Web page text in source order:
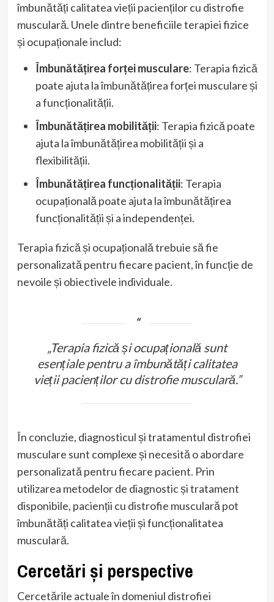
îmbunătăți calitatea vieții pacienților cu distrofie
musculară. Unele dintre beneficiile terapiei fizice
și ocupaționale includ:
Îmbunătățirea forței musculare: Terapia fizică
poate ajuta la îmbunătățirea forței musculare și
a funcționalității.
Îmbunătățirea mobilității: Terapia fizică poate
ajuta la îmbunătățirea mobilității și a
flexibilității.
Îmbunătățirea funcționalității: Terapia
ocupațională poate ajuta la îmbunătățirea
funcționalității și a independenței.
Terapia fizică și ocupațională trebuie să fie
personalizată pentru fiecare pacient, în funcție de
nevoile și obiectivele individuale.
„Terapia fizică și ocupațională sunt
esențiale pentru a îmbunătăți calitatea
vieții pacienților cu distrofie musculară.”
În concluzie, diagnosticul și tratamentul distrofiei
musculare sunt complexe și necesită o abordare
personalizată pentru fiecare pacient. Prin
utilizarea metodelor de diagnostic și tratament
disponibile, pacienții cu distrofie musculară pot
îmbunătăți calitatea vieții și funcționalitatea
musculară.
Cercetări și perspective
Cercetările actuale în domeniul distrofiei